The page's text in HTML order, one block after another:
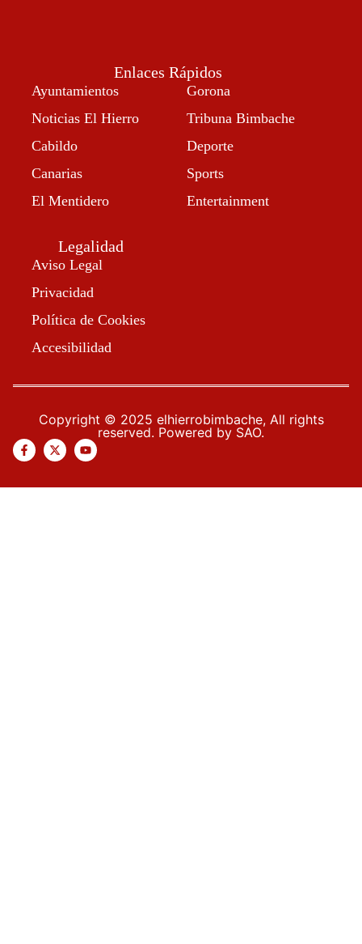
Enlaces Rápidos
Ayuntamientos
Noticias El Hierro
Cabildo
Canarias
El Mentidero
Gorona
Tribuna Bimbache
Deporte
Sports
Entertainment
Legalidad
Aviso Legal
Privacidad
Política de Cookies
Accesibilidad
Copyright © 2025 elhierrobimbache, All rights
reserved. Powered by SAO.